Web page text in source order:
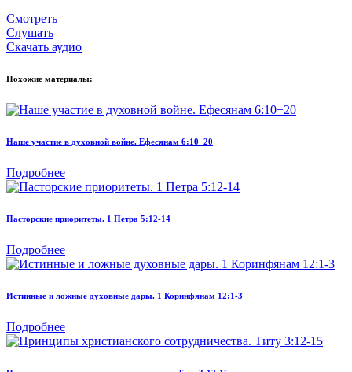
Смотреть
Слушать
Скачать аудио
Похожие материалы:
Наше участие в духовной войне. Ефесянам 6:10−20
Подробнее
Пасторские приоритеты. 1 Петра 5:12-14
Подробнее
Истинные и ложные духовные дары. 1 Коринфянам 12:1-3
Подробнее